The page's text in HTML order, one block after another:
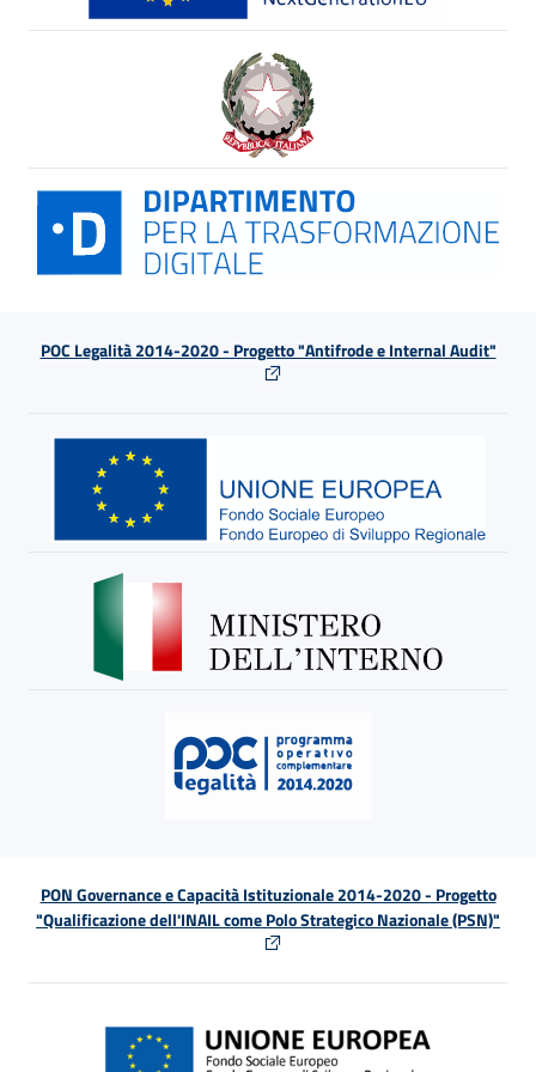
POC Legalità 2014-2020 - Progetto "Antifrode e Internal Audit"
PON Governance e Capacità Istituzionale 2014-2020 - Progetto
"Qualificazione dell'INAIL come Polo Strategico Nazionale (PSN)"